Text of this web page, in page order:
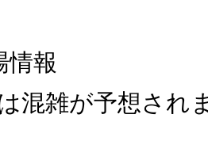
情報
混雑が予想され